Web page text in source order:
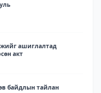
ашиглалтад
акт
байдлын тайлан